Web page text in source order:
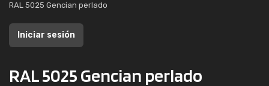
RAL 5025 Gencian perlado
Iniciar sesión
RAL 5025 Gencian perlado